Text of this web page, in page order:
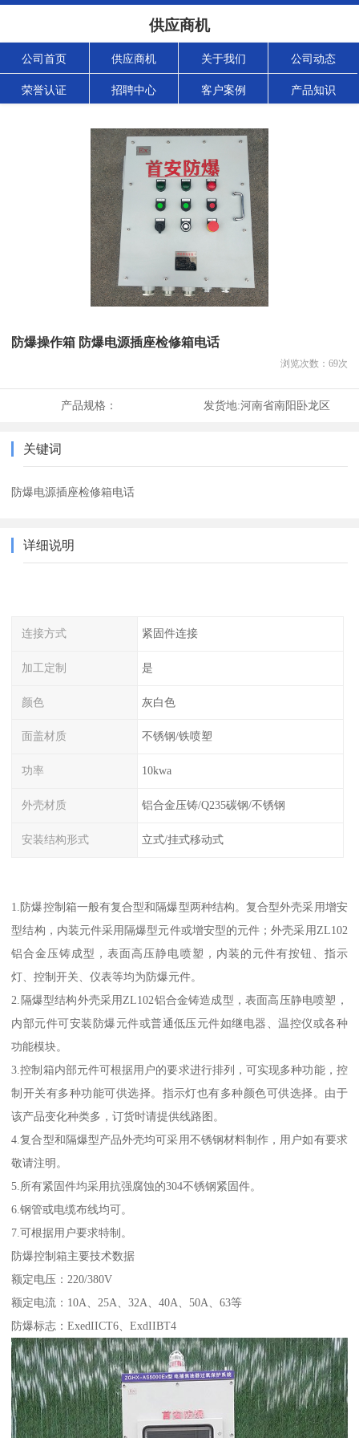
供应商机
公司首页 供应商机 关于我们 公司动态
荣誉认证 招聘中心 客户案例 产品知识
防爆操作箱 防爆电源插座检修箱电话
浏览次数： 69次
产品规格： 发货地:河南省南阳卧龙区
关键词
防爆电源插座检修箱电话
详细说明
连接方式 紧固件连接
加工定制 是
颜色 灰白色
面盖材质 不锈钢/铁喷塑
功率 10kwa
外壳材质 铝合金压铸/Q235碳钢/不锈钢
安装结构形式 立式/挂式移动式
1.防爆控制箱一般有复合型和隔爆型两种结构。复合型外壳采用增安
型结构，内装元件采用隔爆型元件或增安型的元件；外壳采用ZL102
铝合金压铸成型，表面高压静电喷塑，内装的元件有按钮、指示
灯、控制开关、仪表等均为防爆元件。
2.隔爆型结构外壳采用ZL102铝合金铸造成型，表面高压静电喷塑，
内部元件可安装防爆元件或普通低压元件如继电器、温控仪或各种
功能模块。
3.控制箱内部元件可根据用户的要求进行排列，可实现多种功能，控
制开关有多种功能可供选择。指示灯也有多种颜色可供选择。由于
该产品变化种类多，订货时请提供线路图。
4.复合型和隔爆型产品外壳均可采用不锈钢材料制作，用户如有要求
敬请注明。
5.所有紧固件均采用抗强腐蚀的304不锈钢紧固件。
6.钢管或电缆布线均可。
7.可根据用户要求特制。
防爆控制箱主要技术数据
额定电压：220/380V
额定电流：10A、25A、32A、40A、50A、63等
防爆标志：ExedIICT6、ExdIIBT4